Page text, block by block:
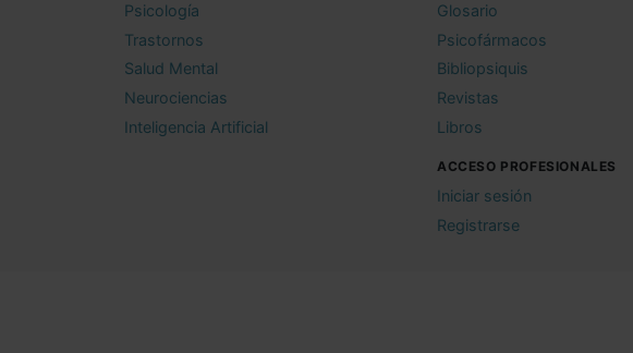
Psicología
Trastornos
Salud Mental
Neurociencias
Inteligencia Artificial
Glosario
Psicofármacos
Bibliopsiquis
Revistas
Libros
ACCESO PROFESIONALES
Iniciar sesión
Registrarse